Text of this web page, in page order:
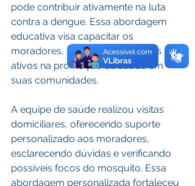
pode contribuir ativamente na luta
contra a dengue. Essa abordagem
educativa visa capacitar os
moradores, tornando-os agentes
ativos na promoção da saúde em
suas comunidades.
A equipe de saúde realizou visitas
domiciliares, oferecendo suporte
personalizado aos moradores,
esclarecendo dúvidas e verificando
possíveis focos do mosquito. Essa
abordagem personalizada fortaleceu